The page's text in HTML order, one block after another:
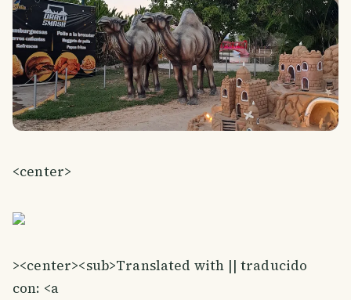
<center>
><center><sub>Translated with || traducido
con: <a